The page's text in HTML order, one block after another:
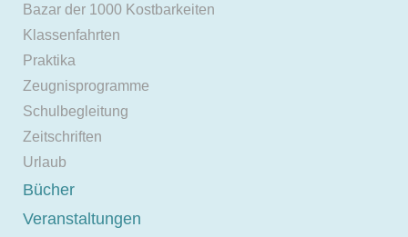
Bazar der 1000 Kostbarkeiten
Klassenfahrten
Praktika
Zeugnisprogramme
Schulbegleitung
Zeitschriften
Urlaub
Bücher
Veranstaltungen